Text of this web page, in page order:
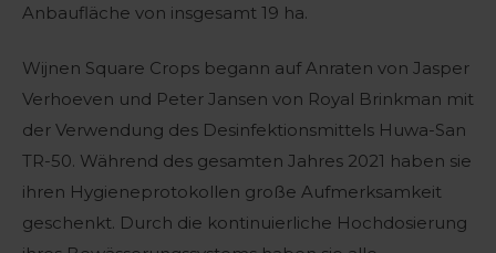
Anbaufläche von insgesamt 19 ha.
Wijnen Square Crops begann auf Anraten von Jasper
Verhoeven und Peter Jansen von Royal Brinkman mit
der Verwendung des Desinfektionsmittels Huwa-San
TR-50. Während des gesamten Jahres 2021 haben sie
ihren Hygieneprotokollen große Aufmerksamkeit
geschenkt. Durch die kontinuierliche Hochdosierung